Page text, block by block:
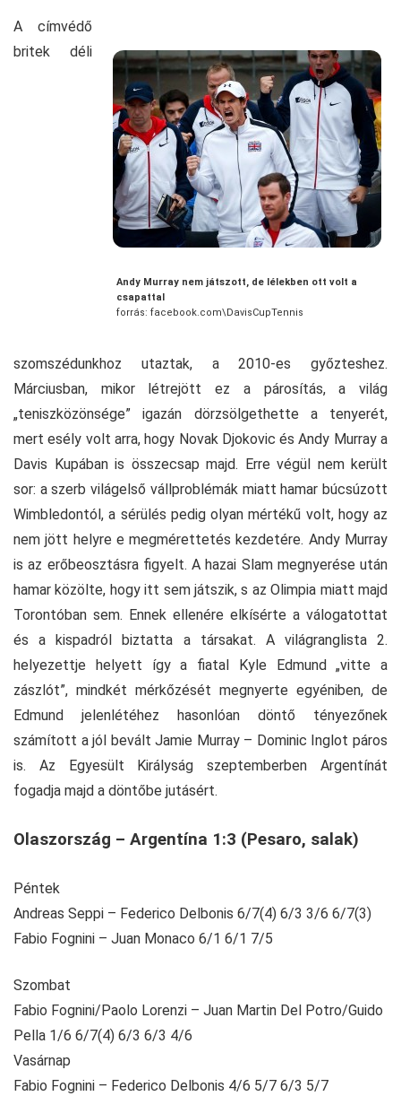
Andy Murray nem játszott, de lélekben ott volt a
csapattal
forrás: facebook.com\DavisCupTennis
A címvédő
britek déli
szomszédunkhoz utaztak, a 2010-es győzteshez.
Márciusban, mikor létrejött ez a párosítás, a világ
„teniszközönsége” igazán dörzsölgethette a tenyerét,
mert esély volt arra, hogy Novak Djokovic és Andy Murray a
Davis Kupában is összecsap majd. Erre végül nem került
sor: a szerb világelső vállproblémák miatt hamar búcsúzott
Wimbledontól, a sérülés pedig olyan mértékű volt, hogy az
nem jött helyre e megmérettetés kezdetére. Andy Murray
is az erőbeosztásra figyelt. A hazai Slam megnyerése után
hamar közölte, hogy itt sem játszik, s az Olimpia miatt majd
Torontóban sem. Ennek ellenére elkísérte a válogatottat
és a kispadról biztatta a társakat. A világranglista 2.
helyezettje helyett így a fiatal Kyle Edmund „vitte a
zászlót”, mindkét mérkőzését megnyerte egyéniben, de
Edmund jelenlétéhez hasonlóan döntő tényezőnek
számított a jól bevált Jamie Murray – Dominic Inglot páros
is. Az Egyesült Királyság szeptemberben Argentínát
fogadja majd a döntőbe jutásért.
Olaszország – Argentína 1:3 (Pesaro, salak)
Péntek
Andreas Seppi – Federico Delbonis 6/7(4) 6/3 3/6 6/7(3)
Fabio Fognini – Juan Monaco 6/1 6/1 7/5
Szombat
Fabio Fognini/Paolo Lorenzi – Juan Martin Del Potro/Guido
Pella 1/6 6/7(4) 6/3 6/3 4/6
Vasárnap
Fabio Fognini – Federico Delbonis 4/6 5/7 6/3 5/7